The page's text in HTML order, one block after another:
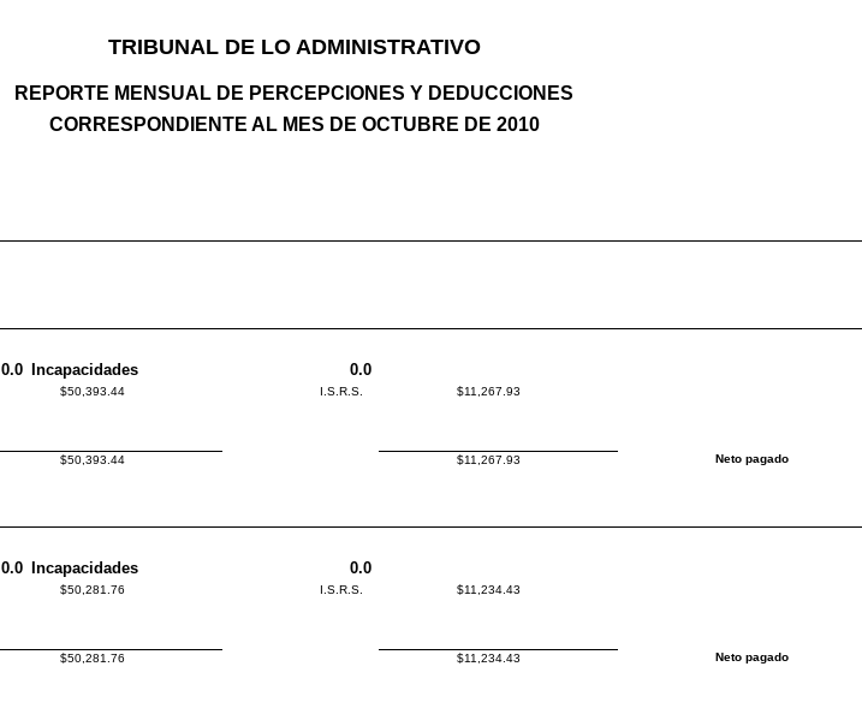
TRIBUNAL DE LO ADMINISTRATIVO
REPORTE MENSUAL DE PERCEPCIONES Y DEDUCCIONES
CORRESPONDIENTE AL MES DE OCTUBRE DE 2010
0.0 Incapacidades 0.0
$50,393.44 I.S.R.S. $11,267.93
$50,393.44 $11,267.93 Neto pagado
0.0 Incapacidades 0.0
$50,281.76 I.S.R.S. $11,234.43
$50,281.76 $11,234.43 Neto pagado